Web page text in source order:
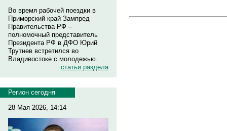
Во время рабочей поездки в
Приморский край Зампред
Правительства РФ –
полномочный представитель
Президента РФ в ДФО Юрий
Трутнев встретился во
Владивостоке с молодежью.
статьи раздела
Регион сегодня
28 Мая 2026, 14:14